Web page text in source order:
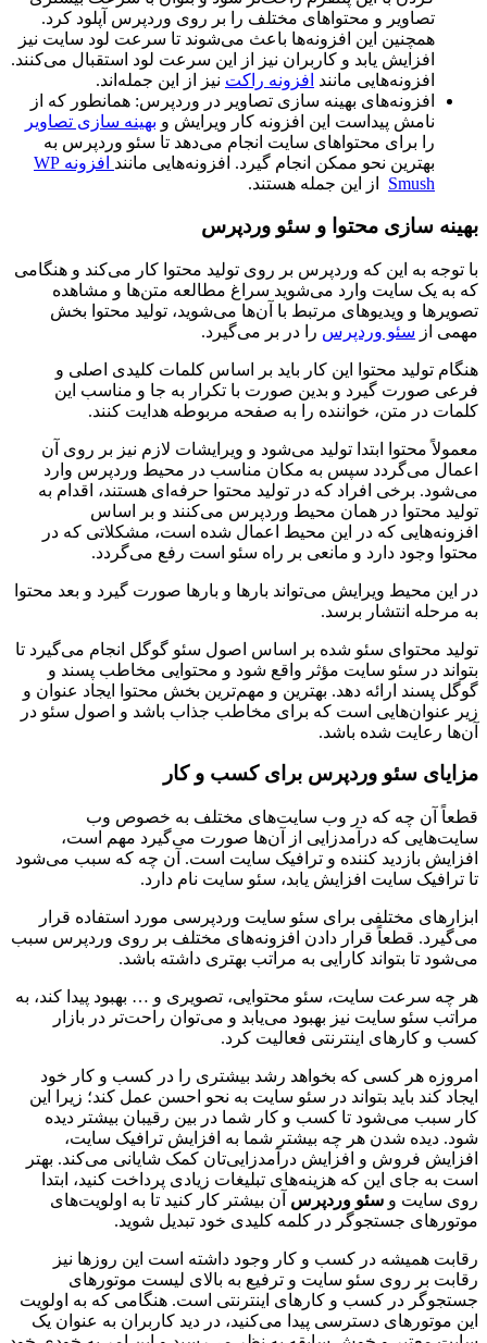
تصاویر و محتواهای مختلف را بر روی وردپرس آپلود کرد.
همچنین این افزونه‌ها باعث می‌شوند تا سرعت لود سایت نیز
افزایش یابد و کاربران نیز از این سرعت لود استقبال می‌کنند.
افزونه‌هایی مانند افزونه راکت نیز از این جمله‌اند.
افزونه‌های بهینه سازی تصاویر در وردپرس: همانطور که از
نامش پیداست این افزونه کار ویرایش و بهینه سازی تصاویر
را برای محتواهای سایت انجام می‌دهد تا سئو وردپرس به
بهترین نحو ممکن انجام گیرد. افزونه‌هایی مانند
افزونه WP
Smush از این جمله هستند.
بهینه سازی محتوا و سئو وردپرس
با توجه به این که وردپرس بر روی تولید محتوا کار می‌کند و هنگامی
که به یک سایت وارد می‌شوید سراغ مطالعه متن‌ها و مشاهده
تصویرها و ویدیوهای مرتبط با آن‌ها می‌شوید، تولید محتوا بخش
مهمی از سئو وردپرس را در بر می‌گیرد.
هنگام تولید محتوا این کار باید بر اساس کلمات کلیدی اصلی و
فرعی صورت گیرد و بدین صورت با تکرار به جا و مناسب این
کلمات در متن، خواننده را به صفحه مربوطه هدایت کنند.
معمولاً محتوا ابتدا تولید می‌شود و ویرایشات لازم نیز بر روی آن
اعمال می‌گردد سپس به مکان مناسب در محیط وردپرس وارد
می‌شود. برخی افراد که در تولید محتوا حرفه‌ای هستند، اقدام به
تولید محتوا در همان محیط وردپرس می‌کنند و بر اساس
افزونه‌هایی که در این محیط اعمال شده است، مشکلاتی که در
محتوا وجود دارد و مانعی بر راه سئو است رفع می‌گردد.
در این محیط ویرایش می‌تواند بارها و بارها صورت گیرد و بعد محتوا
به مرحله انتشار برسد.
تولید محتوای سئو شده بر اساس اصول سئو گوگل انجام می‌گیرد تا
بتواند در سئو سایت مؤثر واقع شود و محتوایی مخاطب پسند و
گوگل پسند ارائه دهد. بهترین و مهم‌ترین بخش محتوا ایجاد عنوان و
زیر عنوان‌هایی است که برای مخاطب جذاب باشد و اصول سئو در
آن‌ها رعایت شده باشد.
مزایای سئو وردپرس برای کسب و کار
قطعاً آن چه که در وب سایت‌های مختلف به خصوص وب
سایت‌هایی که درآمدزایی از آن‌ها صورت می‌گیرد مهم است،
افزایش بازدید کننده و ترافیک سایت است. آن چه که سبب می‌شود
تا ترافیک سایت افزایش یابد، سئو سایت نام دارد.
ابزارهای مختلفی برای سئو سایت وردپرسی مورد استفاده قرار
می‌گیرد. قطعاً قرار دادن افزونه‌های مختلف بر روی وردپرس سبب
می‌شود تا بتواند کارایی به مراتب بهتری داشته باشد.
هر چه سرعت سایت، سئو محتوایی، تصویری و … بهبود پیدا کند، به
مراتب سئو سایت نیز بهبود می‌یابد و می‌توان راحت‌تر در بازار
کسب و کارهای اینترنتی فعالیت کرد.
امروزه هر کسی که بخواهد رشد بیشتری را در کسب و کار خود
ایجاد کند باید بتواند در سئو سایت به نحو احسن عمل کند؛ زیرا این
کار سبب می‌شود تا کسب و کار شما در بین رقیبان بیشتر دیده
شود. دیده شدن هر چه بیشتر شما به افزایش ترافیک سایت،
افزایش فروش و افزایش درآمدزایی‌تان کمک شایانی می‌کند. بهتر
است به جای این که هزینه‌های تبلیغات زیادی پرداخت کنید، ابتدا
روی سایت و سئو وردپرس آن بیشتر کار کنید تا به اولویت‌های
موتورهای جستجوگر در کلمه کلیدی خود تبدیل شوید.
رقابت همیشه در کسب و کار وجود داشته است این روزها نیز
رقابت بر روی سئو سایت و ترفیع به بالای لیست موتورهای
جستجوگر در کسب و کارهای اینترنتی است. هنگامی که به اولویت
این موتورهای دسترسی پیدا می‌کنید، در دید کاربران به عنوان یک